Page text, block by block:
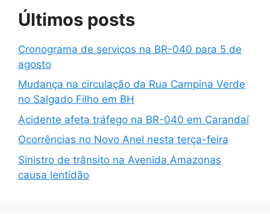
Últimos posts
Cronograma de serviços na BR-040 para 5 de
agosto
Mudança na circulação da Rua Campina Verde
no Salgado Filho em BH
Acidente afeta tráfego na BR-040 em Carandaí
Ocorrências no Novo Anel nesta terça-feira
Sinistro de trânsito na Avenida Amazonas
causa lentidão